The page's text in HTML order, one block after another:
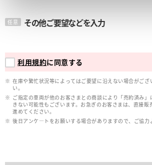
任意 その他ご要望などを入力
利用規約に同意する
在庫や繁忙状況等によってはご要望に沿えない場合がござ
い。
ご指定の車両が他のお客さまとの商談により「売約済み
きない可能性もございます。お急ぎのお客さまは、直接販
進めてください。
後日アンケ―トをお願いする場合がありますので、ご協力